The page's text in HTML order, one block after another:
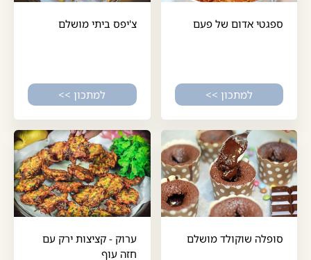
ספגטי אדום של פעם
למתכון >>
צ'יפס ביתי מושלם
למתכון >>
סופלה שוקולד מושלם
ערוק - קציצות ירק עם
חזה עוף